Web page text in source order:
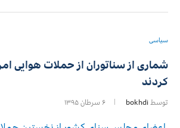
سیاسی
شماری از سناتوران از حملات هوایی
کردند
توسط bokhdi ۶ سرطان ۱۳۹۵